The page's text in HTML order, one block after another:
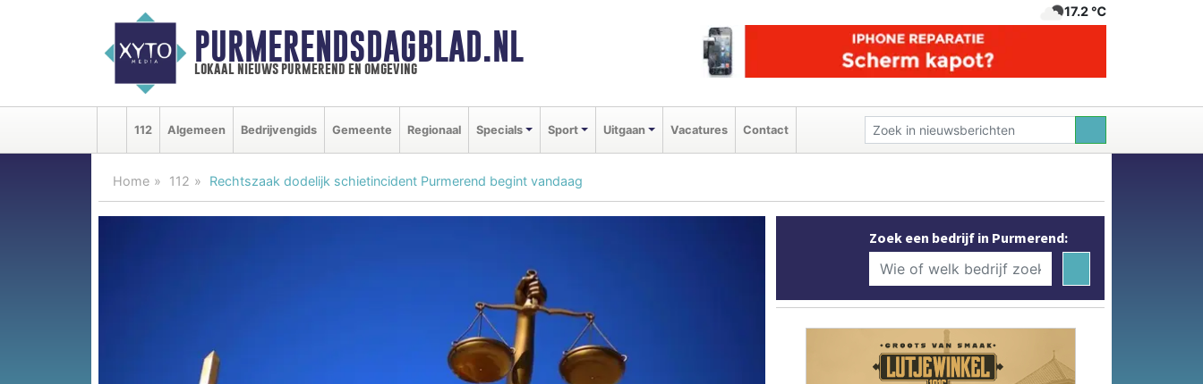
PURMERENDSDAGBLAD.NL
lokaal nieuws purmerend en omgeving
17.2 ℃
112 Algemeen Bedrijvengids Gemeente Regionaal Specials Sport Uitgaan Vacatures Contact
Home 112 Rechtszaak dodelijk schietincident Purmerend begint vandaag
Zoek een bedrijf in Purmerend: